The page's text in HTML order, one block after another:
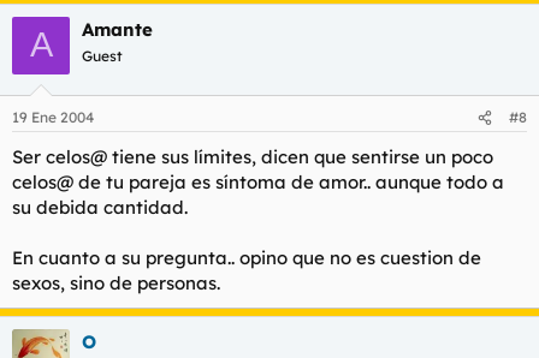
A Amante
Guest
19 Ene 2004 #8
Ser celos@ tiene sus límites, dicen que sentirse un poco
celos@ de tu pareja es síntoma de amor.. aunque todo a
su debida cantidad.
En cuanto a su pregunta.. opino que no es cuestion de
sexos, sino de personas.
O